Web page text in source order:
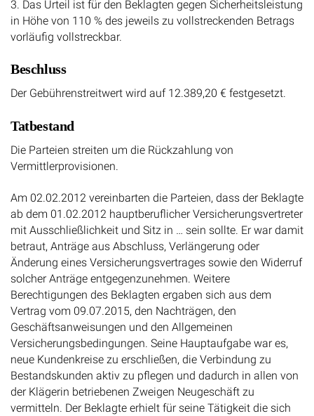
3. Das Urteil ist für den Beklagten gegen Sicherheitsleistung
in Höhe von 110 % des jeweils zu vollstreckenden Betrags
vorläufig vollstreckbar.
Beschluss
Der Gebührenstreitwert wird auf 12.389,20 € festgesetzt.
Tatbestand
Die Parteien streiten um die Rückzahlung von
Vermittlerprovisionen.
Am 02.02.2012 vereinbarten die Parteien, dass der Beklagte
ab dem 01.02.2012 hauptberuflicher Versicherungsvertreter
mit Ausschließlichkeit und Sitz in … sein sollte. Er war damit
betraut, Anträge aus Abschluss, Verlängerung oder
Änderung eines Versicherungsvertrages sowie den Widerruf
solcher Anträge entgegenzunehmen. Weitere
Berechtigungen des Beklagten ergaben sich aus dem
Vertrag vom 09.07.2015, den Nachträgen, den
Geschäftsanweisungen und den Allgemeinen
Versicherungsbedingungen. Seine Hauptaufgabe war es,
neue Kundenkreise zu erschließen, die Verbindung zu
Bestandskunden aktiv zu pflegen und dadurch in allen von
der Klägerin betriebenen Zweigen Neugeschäft zu
vermitteln. Der Beklagte erhielt für seine Tätigkeit die sich